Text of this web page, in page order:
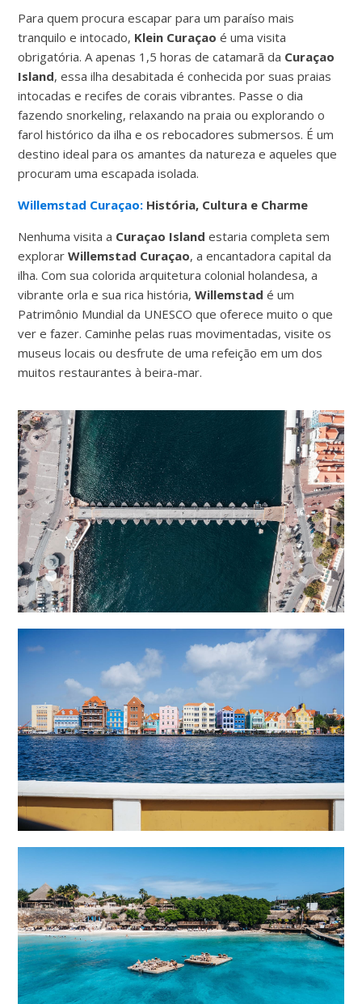
Para quem procura escapar para um paraíso mais
tranquilo e intocado, Klein Curaçao é uma visita
obrigatória. A apenas 1,5 horas de catamarã da Curaçao
Island, essa ilha desabitada é conhecida por suas praias
intocadas e recifes de corais vibrantes. Passe o dia
fazendo snorkeling, relaxando na praia ou explorando o
farol histórico da ilha e os rebocadores submersos. É um
destino ideal para os amantes da natureza e aqueles que
procuram uma escapada isolada.
Willemstad Curaçao: História, Cultura e Charme
Nenhuma visita a Curaçao Island estaria completa sem
explorarWillemstad Curaçao, a encantadora capital da
ilha. Com sua colorida arquitetura colonial holandesa, a
vibrante orla e sua rica história,Willemstad é um
Patrimônio Mundial da UNESCO que oferece muito o que
ver e fazer. Caminhe pelas ruas movimentadas, visite os
museus locais ou desfrute de uma refeição em um dos
muitos restaurantes à beira-mar.